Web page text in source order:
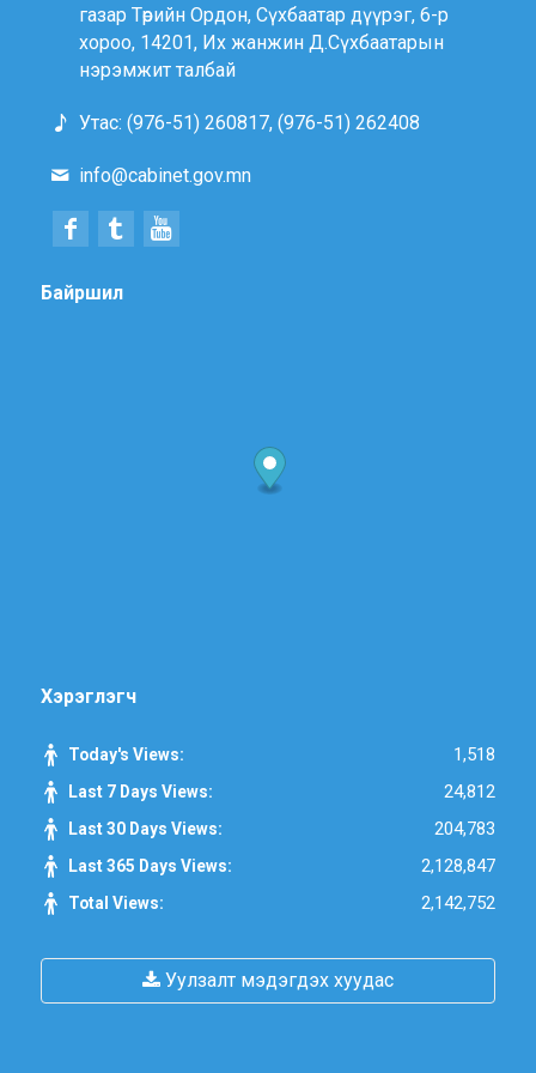
газар Төрийн Ордон, Сүхбаатар дүүрэг, 6-р
хороо, 14201, Их жанжин Д.Сүхбаатарын
нэрэмжит талбай
Утас: (976-51) 260817, (976-51) 262408
info@cabinet.gov.mn
Байршил
Хэрэглэгч
Today's Views: 1,518
Last 7 Days Views: 24,812
Last 30 Days Views: 204,783
Last 365 Days Views: 2,128,847
Total Views: 2,142,752
Уулзалт мэдэгдэх хуудас